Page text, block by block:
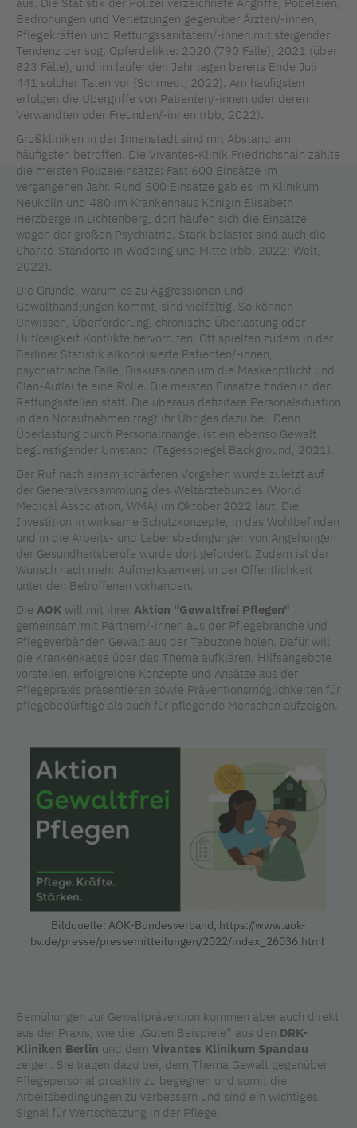
Bedrohungen und Verletzungen gegenüber Ärzten/-innen,
Pflegekräften und Rettungssanitätern/-innen mit steigender
Tendenz der sog. Opferdelikte: 2020 (790 Fälle), 2021 (über
823 Fälle), und im laufenden Jahr lagen bereits Ende Juli
441 solcher Taten vor (Schmedt, 2022). Am häufigsten
erfolgen die Übergriffe von Patienten/-innen oder deren
Verwandten oder Freunden/-innen (rbb, 2022).
Großkliniken in der Innenstadt sind mit Abstand am
häufigsten betroffen. Die Vivantes-Klinik Friedrichshain zählte
die meisten Polizeieinsätze: Fast 600 Einsätze im
vergangenen Jahr. Rund 500 Einsätze gab es im Klinikum
Neukölln und 480 im Krankenhaus Königin Elisabeth
Herzberge in Lichtenberg, dort häufen sich die Einsätze
wegen der großen Psychiatrie. Stark belastet sind auch die
Charité-Standorte in Wedding und Mitte (rbb, 2022; Welt,
2022).
Die Gründe, warum es zu Aggressionen und
Gewalthandlungen kommt, sind vielfältig. So können
Unwissen, Überforderung, chronische Überlastung oder
Hilflosigkeit Konflikte hervorrufen. Oft spielten zudem in der
Berliner Statistik alkoholisierte Patienten/-innen,
psychiatrische Fälle, Diskussionen um die Maskenpflicht und
Clan-Aufläufe eine Rolle. Die meisten Einsätze finden in den
Rettungsstellen statt. Die überaus defizitäre Personalsituation
in den Notaufnahmen trägt ihr Übriges dazu bei. Denn
Überlastung durch Personalmangel ist ein ebenso Gewalt
begünstigender Umstand (Tagesspiegel Background, 2021).
Der Ruf nach einem schärferen Vorgehen wurde zuletzt auf
der Generalversammlung des Weltärztebundes (World
Medical Association, WMA) im Oktober 2022 laut. Die
Investition in wirksame Schutzkonzepte, in das Wohlbefinden
und in die Arbeits- und Lebensbedingungen von Angehörigen
der Gesundheitsberufe wurde dort gefordert. Zudem ist der
Wunsch nach mehr Aufmerksamkeit in der Öffentlichkeit
unter den Betroffenen vorhanden.
Die AOK will mit ihrer Aktion “Gewaltfrei Pflegen“
gemeinsam mit Partnern/-innen aus der Pflegebranche und
Pflegeverbänden Gewalt aus der Tabuzone holen. Dafür will
die Krankenkasse über das Thema aufklären, Hilfsangebote
vorstellen, erfolgreiche Konzepte und Ansätze aus der
Pflegepraxis präsentieren sowie Präventionsmöglichkeiten für
pflegebedürftige als auch für pflegende Menschen aufzeigen.
Bildquelle: AOK-Bundesverband, https://www.aok-
bv.de/presse/pressemitteilungen/2022/index_26036.html
Bemühungen zur Gewaltprävention kommen aber auch direkt
aus der Praxis, wie die „Guten Beispiele“ aus den DRK-
Kliniken Berlin und dem Vivantes Klinikum Spandau
zeigen. Sie tragen dazu bei, dem Thema Gewalt gegenüber
Pflegepersonal proaktiv zu begegnen und somit die
Arbeitsbedingungen zu verbessern und sind ein wichtiges
Signal für Wertschätzung in der Pflege.